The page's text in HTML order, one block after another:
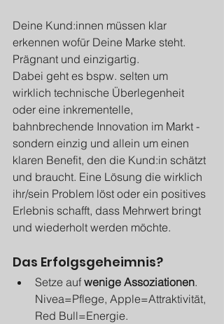
Deine Kund:innen müssen klar
erkennen wofür Deine Marke steht.
Prägnant und einzigartig.
Dabei geht es bspw. selten um
wirklich technische Überlegenheit
oder eine inkrementelle,
bahnbrechende Innovation im Markt -
sondern einzig und allein um einen
klaren Benefit, den die Kund:in schätzt
und braucht. Eine Lösung die wirklich
ihr/sein Problem löst oder ein positives
Erlebnis schafft, dass Mehrwert bringt
und wiederholt werden möchte.
Das Erfolgsgeheimnis?
Setze auf wenige Assoziationen.
Nivea=Pflege, Apple=Attraktivität,
Red Bull=Energie.